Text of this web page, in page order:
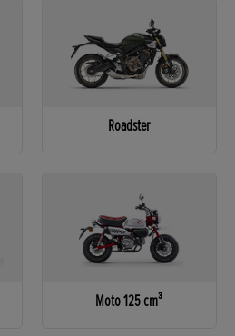
Roadster
Moto 125 cm³